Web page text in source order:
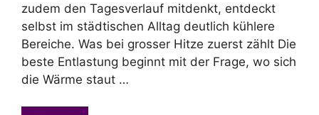
zudem den Tagesverlauf mitdenkt, entdeckt
selbst im städtischen Alltag deutlich kühlere
Bereiche. Was bei grosser Hitze zuerst zählt Die
beste Entlastung beginnt mit der Frage, wo sich
die Wärme staut …